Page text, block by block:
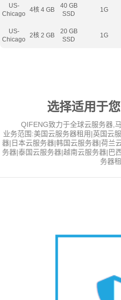
US-
Chicago
4核 4 GB
40 GB
SSD
1G
US-
Chicago
2核 2 GB
20 GB
SSD
1G
选择适用于
QIFENG致力于全球云服务器,
业务范围:美国云服务器租用|英国云
器|日本云服务器|韩国云服务器|荷兰
务器|泰国云服务器|越南云服务器|巴
务器